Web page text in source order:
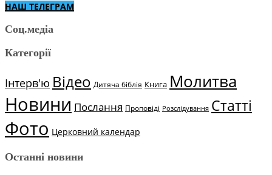
НАШ ТЕЛЕГРАМ
Соц.медіа
Категорії
Інтерв'ю Відео Дитяча біблія Книга Молитва
Новини Послання Проповіді Розслідування Статті
Фото Церковний календар
Останні новини